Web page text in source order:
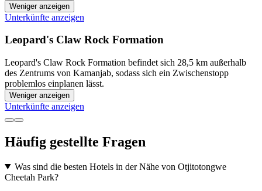
Weniger anzeigen
Unterkünfte anzeigen
Leopard's Claw Rock Formation
Leopard's Claw Rock Formation befindet sich 28,5 km außerhalb
des Zentrums von Kamanjab, sodass sich ein Zwischenstopp
problemlos einplanen lässt.
Weniger anzeigen
Unterkünfte anzeigen
Häufig gestellte Fragen
Was sind die besten Hotels in der Nähe von Otjitotongwe
Cheetah Park?